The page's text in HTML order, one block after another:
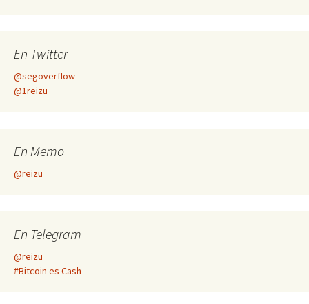
En Twitter
@segoverflow
@1reizu
En Memo
@reizu
En Telegram
@reizu
#Bitcoin es Cash